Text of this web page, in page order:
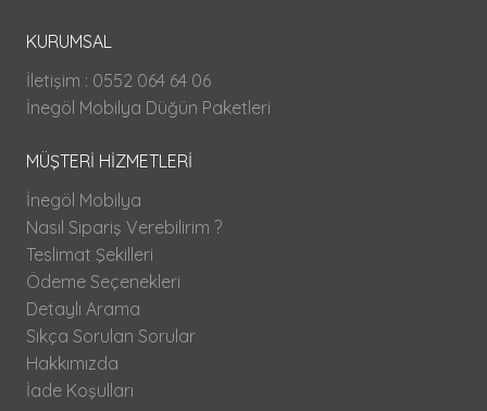
KURUMSAL
İletişim : 0552 064 64 06
İnegöl Mobilya Düğün Paketleri
MÜŞTERİ HİZMETLERİ
İnegöl Mobilya
Nasıl Sipariş Verebilirim ?
Teslimat Şekilleri
Ödeme Seçenekleri
Detaylı Arama
Sıkça Sorulan Sorular
Hakkımızda
İade Koşulları